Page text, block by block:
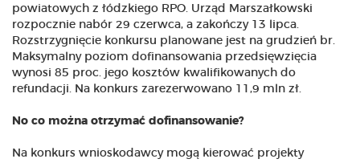
powiatowych z łódzkiego RPO. Urząd Marszałkowski
rozpocznie nabór 29 czerwca, a zakończy 13 lipca.
Rozstrzygnięcie konkursu planowane jest na grudzień br.
Maksymalny poziom dofinansowania przedsięwzięcia
wynosi 85 proc. jego kosztów kwalifikowanych do
refundacji. Na konkurs zarezerwowano 11,9 mln zł.
No co można otrzymać dofinansowanie?
Na konkurs wnioskodawcy mogą kierować projekty